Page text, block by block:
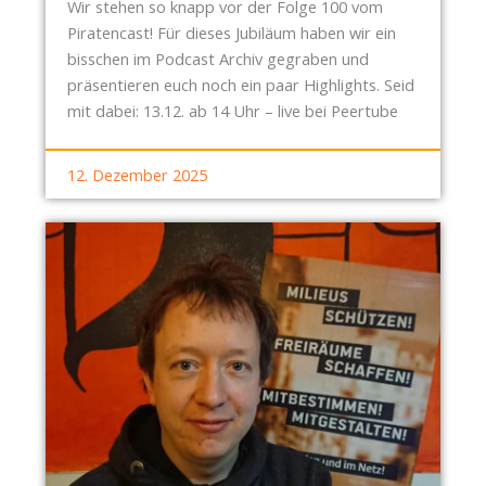
F
Ö
R
D
E
N
G
N
U
N
D
E
I
N
Z
E
,
W
T
E
R
U
D
R
S
K
A
H
A
L
N
:
N
H
V
R
Z
Ö
G
E
Wir stehen so knapp vor der Folge 100 vom
Piratencast! Für dieses Jubiläum haben wir ein
bisschen im Podcast Archiv gegraben und
präsentieren euch noch ein paar Highlights. Seid
mit dabei: 13.12. ab 14 Uhr – live bei Peertube
12. Dezember 2025